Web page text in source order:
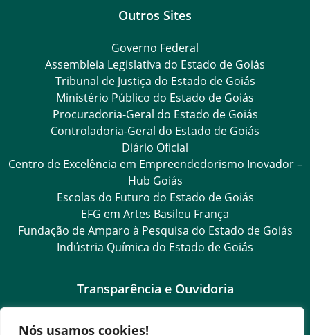
Nós usamos cookies!
Outros Sites
Governo Federal
Assembleia Legislativa do Estado de Goiás
Tribunal de Justiça do Estado de Goiás
Ministério Público do Estado de Goiás
Procuradoria-Geral do Estado de Goiás
Controladoria-Geral do Estado de Goiás
Diário Oficial
Centro de Excelência em Empreendedorismo Inovador –
Hub Goiás
Escolas do Futuro do Estado de Goiás
EFG em Artes Basileu França
Fundação de Amparo à Pesquisa do Estado de Goiás
Indústria Química do Estado de Goiás
Transparência e Ouvidoria